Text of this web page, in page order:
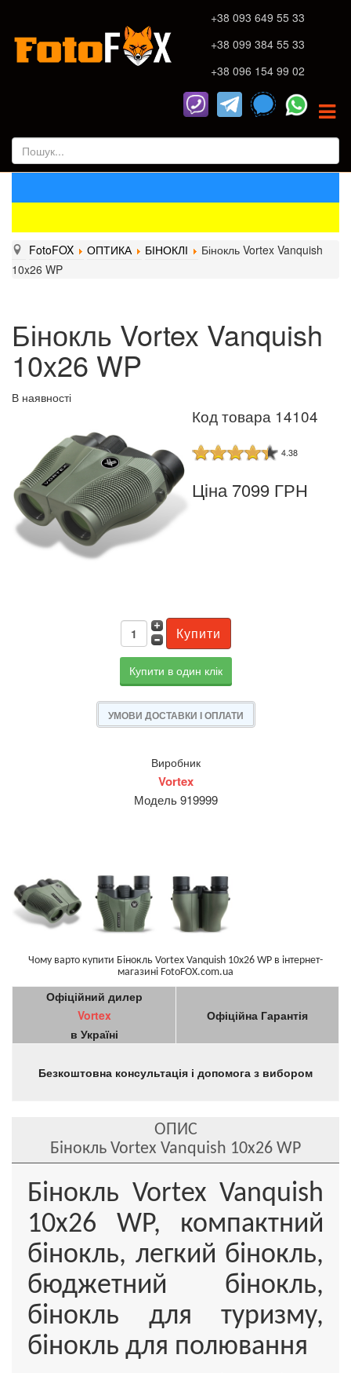
+38 093 649 55 33
+38 099 384 55 33
+38 096 154 99 02
FotoFOX ОПТИКА БІНОКЛІ
Бінокль Vortex Vanquish
10x26 WP
Бінокль Vortex Vanquish
10x26 WP
В наявності
Код товара 14104
4.38
Ціна 7099 ГРН
Купити в один клік
УМОВИ ДОСТАВКИ І ОПЛАТИ
Виробник
Vortex
Модель 919999
Чому варто купити Бінокль Vortex Vanquish 10x26 WP в інтернет-
магазині FotoFOX.com.ua
Офіційний дилер
Vortex
в Україні
Офіційна Гарантія
Безкоштовна консультація і допомога з вибором
ОПИС
Бінокль Vortex Vanquish 10x26 WP
Бінокль Vortex Vanquish
10x26 WP, компактний
бінокль, легкий бінокль,
бюджетний бінокль,
бінокль для туризму,
бінокль для полювання